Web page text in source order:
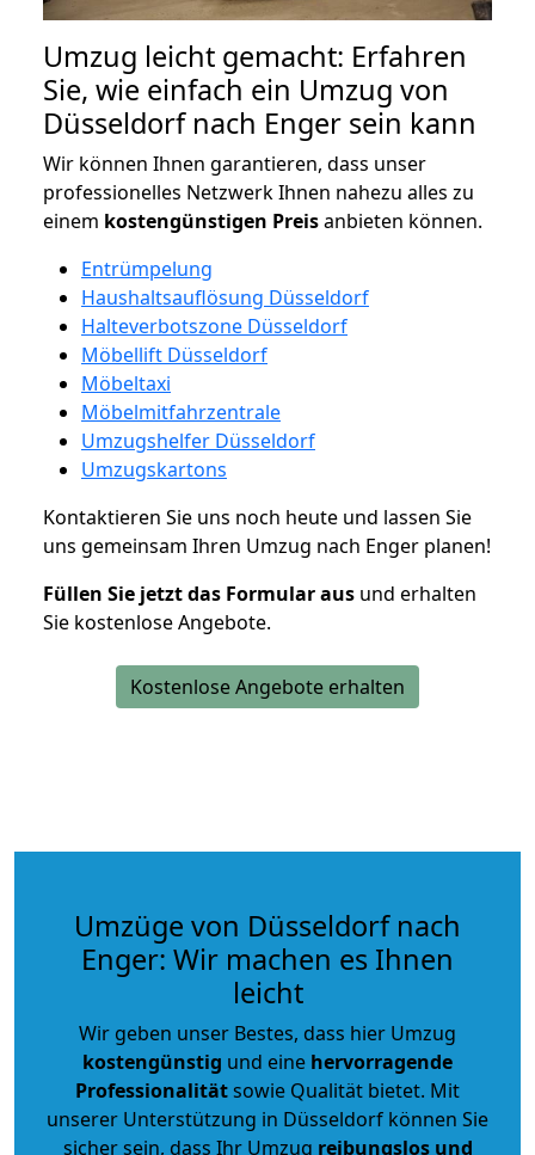
Umzug leicht gemacht: Erfahren
Sie, wie einfach ein Umzug von
Düsseldorf nach Enger sein kann
Wir können Ihnen garantieren, dass unser
professionelles Netzwerk Ihnen nahezu alles zu
einem kostengünstigen Preisanbieten können.
Entrümpelung
Haushaltsauflösung Düsseldorf
Halteverbotszone Düsseldorf
Möbellift Düsseldorf
Möbeltaxi
Möbelmitfahrzentrale
Umzugshelfer Düsseldorf
Umzugskartons
Kontaktieren Sie uns noch heute und lassen Sie
uns gemeinsam Ihren Umzug nach Enger planen!
Füllen Sie jetzt das Formular aus und erhalten
Sie kostenlose Angebote.
Kostenlose Angebote erhalten
Umzüge von Düsseldorf nach
Enger: Wir machen es Ihnen
leicht
Wir geben unser Bestes, dass hier Umzug
kostengünstig und eine hervorragende
Professionalitätsowie Qualität bietet. Mit
unserer Unterstützung in Düsseldorf können Sie
sicher sein, dass Ihr Umzug reibungslos und